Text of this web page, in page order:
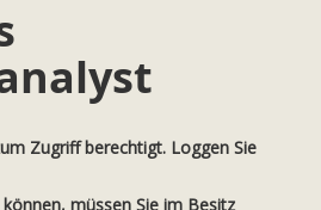
Zugriff berechtigt. Loggen Sie
müssen Sie im Besitz